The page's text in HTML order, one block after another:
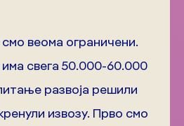
веома ограничени.
свега 50.000-60.000
развоја решили
извозу. Прво смо